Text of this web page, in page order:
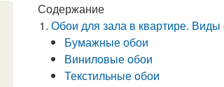
Содержание
Обои для зала в квартире. Виды
Бумажные обои
Виниловые обои
Текстильные обои